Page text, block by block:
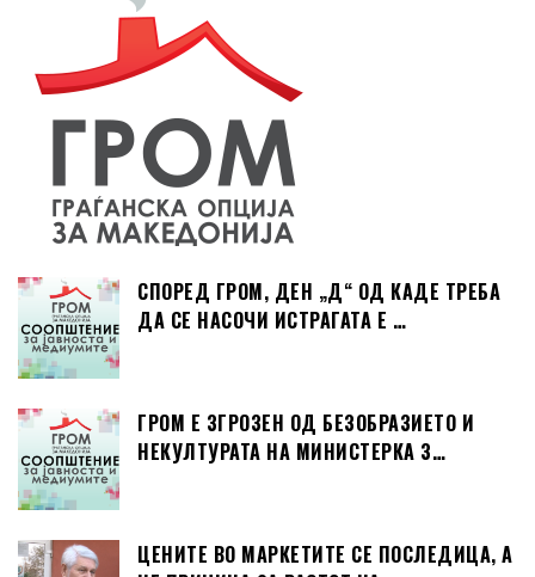
СПОРЕД ГРОМ, ДЕН „Д“ ОД КАДЕ ТРЕБА
ДА СЕ НАСОЧИ ИСТРАГАТА Е …
ГРОМ Е ЗГРОЗЕН ОД БЕЗОБРАЗИЕТО И
НЕКУЛТУРАТА НА МИНИСТЕРКА З…
ЦЕНИТЕ ВО МАРКЕТИТЕ СЕ ПОСЛЕДИЦА, А